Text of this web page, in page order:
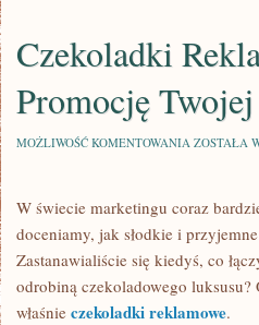
Czekoladki
Promocję
MOŻLIWOŚĆ KOMENTOWANIA
NA
TWOJEJ
FIRMY
ZOSTAŁA
W świecie marketingu coraz
doceniamy, jak słodkie i
Zastanawialiście się kiedyś, co
odrobiną czekoladowego luksusu?
właśnie czekoladki reklamowe.